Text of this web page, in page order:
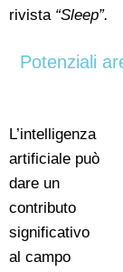
rivista “Sleep”.
Potenziali
L’intelligenza
artificiale può
dare un
contributo
significativo
al campo